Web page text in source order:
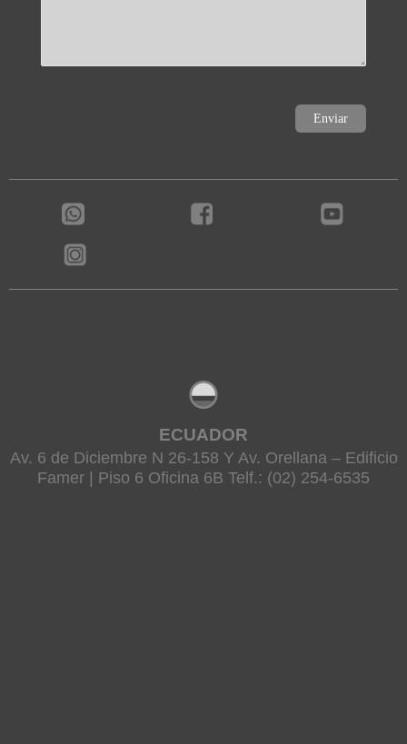
ECUADOR
Av. 6 de Diciembre N 26-158 Y Av. Orellana – Edificio
Famer | Piso 6 Oficina 6B Telf.: (02) 254-6535